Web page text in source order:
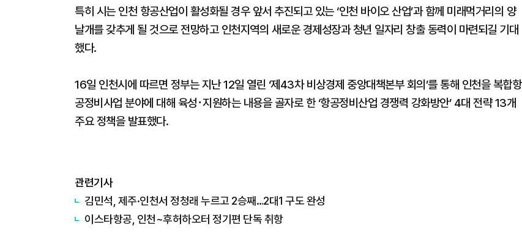
특히 시는 인천 항공산업이 활성화될 경우 앞서 추진되고 있는 ‘인천 바이오 산업’과 함께 미래먹거리의 양
날개를 갖추게 될 것으로 전망하고 인천지역의 새로운 경제성장과 청년 일자리 창출 동력이 마련되길 기대
했다.
16일 인천시에 따르면 정부는 지난 12일 열린 ‘제43차 비상경제 중앙대책본부 회의’를 통해 인천을 복합항
공정비사업 분야에 대해 육성･지원하는 내용을 골자로 한 ‘항공정비산업 경쟁력 강화방안’ 4대 전략 13개
주요 정책을 발표했다.
관련기사
김민석, 제주·인천서 정청래 누르고 2승째…2대1 구도 완성
이스타항공, 인천~후허하오터 정기편 단독 취항